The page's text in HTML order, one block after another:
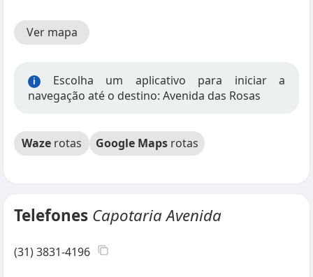
Ver mapa
i
Escolha um aplicativo para iniciar a
navegação até o destino: Avenida das Rosas
Waze rotas Google Maps rotas
Telefones Capotaria Avenida
(31) 3831-4196